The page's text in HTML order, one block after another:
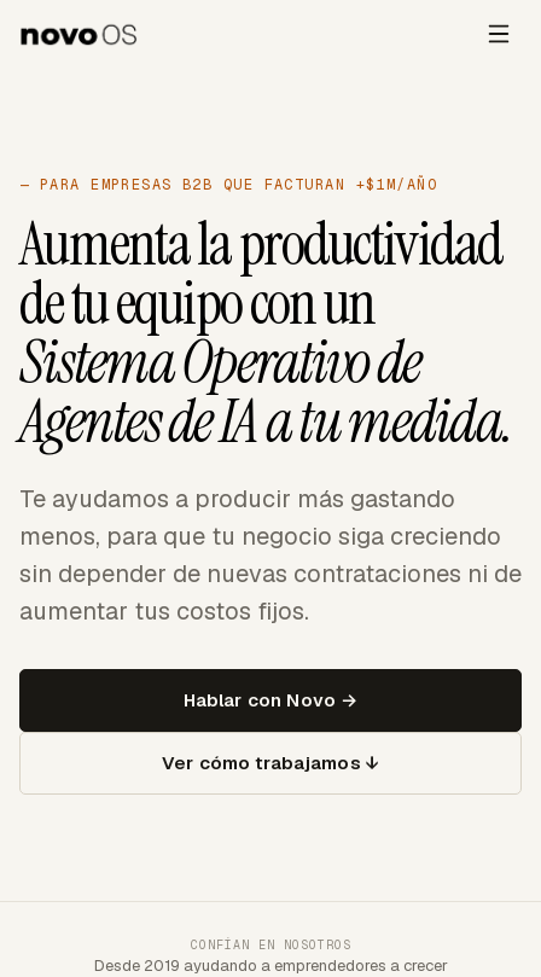
— PARA EMPRESAS B2B QUE FACTURAN +$1M/AÑO
Aumenta la productividad
de tu equipo con un
Sistema Operativo de
Agentes de IA a tu medida.
Te ayudamos a producir más gastando
menos, para que tu negocio siga creciendo
sin depender de nuevas contrataciones ni de
aumentar tus costos fijos.
Hablar con Novo →
Ver cómo trabajamos ↓
CONFÍAN EN NOSOTROS
Desde 2019 ayudando a emprendedores a crecer